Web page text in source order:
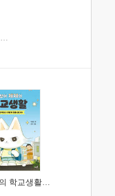
인플루엔셜
고양이 제제의 학교생활 1 : 초등학생이 이렇게 힘들 줄이야